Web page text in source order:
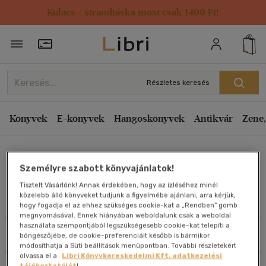
Kulacs / strandtáska most csak 1499 Ft!
Törzsvásárlói Kártya adatai
Részletes keresés
Könyvek E-könyvek Hangoskönyvek Antikvár
Művei
Szűrés Rendezés
Rendezés
Kiadás éve szerint csökkenő
Ár szerint csökkenő
Eladott darabszám szerint csökkenő
Eladott darabszám szerint növekvő
Cím szerint A-Z
Szerző szerint A-Z
Megjelenítés
Személyre szabott könyvajánlatok!
Tisztelt Vásárlónk! Annak érdekében, hogy az ízléséhez minél
közelebb álló könyveket tudjunk a figyelmébe ajánlani, arra kérjük,
hogy fogadja el az ehhez szükséges cookie-kat a „Rendben” gomb
megnyomásával. Ennek hiányában weboldalunk csak a weboldal
használata szempontjából legszükségesebb cookie-kat telepíti a
böngészőjébe, de cookie-preferenciáit később is bármikor
módosíthatja a Süti beállítások menüpontban. További részletekért
olvassa el a
Libri Könyvkereskedelmi Kft. adatkezelési